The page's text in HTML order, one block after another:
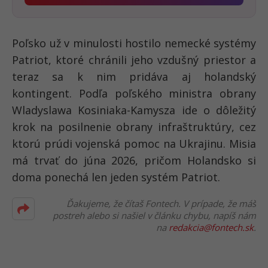
Poľsko už v minulosti hostilo nemecké systémy
Patriot, ktoré chránili jeho vzdušný priestor a
teraz sa k nim pridáva aj holandský
kontingent. Podľa poľského ministra obrany
Wladyslawa Kosiniaka-Kamysza ide o dôležitý
krok na posilnenie obrany infraštruktúry, cez
ktorú prúdi vojenská pomoc na Ukrajinu. Misia
má trvať do júna 2026, pričom Holandsko si
doma ponechá len jeden systém Patriot.
Ďakujeme, že čítaš Fontech. V prípade, že máš
postreh alebo si našiel v článku chybu, napíš nám
na redakcia@fontech.sk.